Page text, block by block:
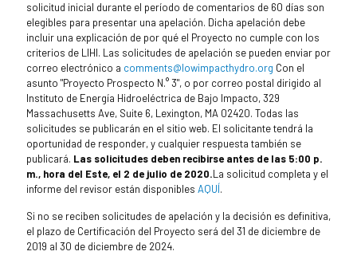
solicitud inicial durante el período de comentarios de 60 días son
elegibles para presentar una apelación. Dicha apelación debe
incluir una explicación de por qué el Proyecto no cumple con los
criterios de LIHI. Las solicitudes de apelación se pueden enviar por
correo electrónico a comments@lowimpacthydro.org Con el
asunto "Proyecto Prospecto N.° 3", o por correo postal dirigido al
Instituto de Energía Hidroeléctrica de Bajo Impacto, 329
Massachusetts Ave, Suite 6, Lexington, MA 02420. Todas las
solicitudes se publicarán en el sitio web. El solicitante tendrá la
oportunidad de responder, y cualquier respuesta también se
publicará. Las solicitudes deben recibirse antes de las 5:00 p.
m., hora del Este, el 2 de julio de 2020.La solicitud completa y el
informe del revisor están disponibles AQUÍ.
Si no se reciben solicitudes de apelación y la decisión es definitiva,
el plazo de Certificación del Proyecto será del 31 de diciembre de
2019 al 30 de diciembre de 2024.